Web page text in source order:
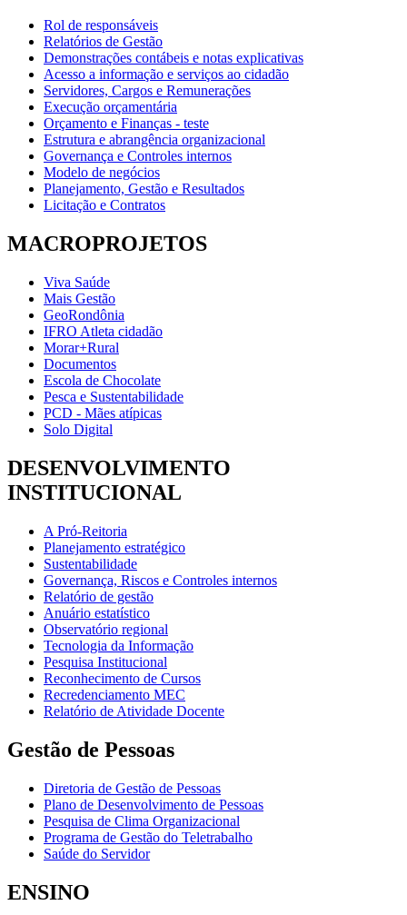
Rol de responsáveis
Relatórios de Gestão
Demonstrações contábeis e notas explicativas
Acesso a informação e serviços ao cidadão
Servidores, Cargos e Remunerações
Execução orçamentária
Orçamento e Finanças - teste
Estrutura e abrangência organizacional
Governança e Controles internos
Modelo de negócios
Planejamento, Gestão e Resultados
Licitação e Contratos
MACROPROJETOS
Viva Saúde
Mais Gestão
GeoRondônia
IFRO Atleta cidadão
Morar+Rural
Documentos
Escola de Chocolate
Pesca e Sustentabilidade
PCD - Mães atípicas
Solo Digital
DESENVOLVIMENTO
INSTITUCIONAL
A Pró-Reitoria
Planejamento estratégico
Sustentabilidade
Governança, Riscos e Controles internos
Relatório de gestão
Anuário estatístico
Observatório regional
Tecnologia da Informação
Pesquisa Institucional
Reconhecimento de Cursos
Recredenciamento MEC
Relatório de Atividade Docente
Gestão de Pessoas
Diretoria de Gestão de Pessoas
Plano de Desenvolvimento de Pessoas
Pesquisa de Clima Organizacional
Programa de Gestão do Teletrabalho
Saúde do Servidor
ENSINO